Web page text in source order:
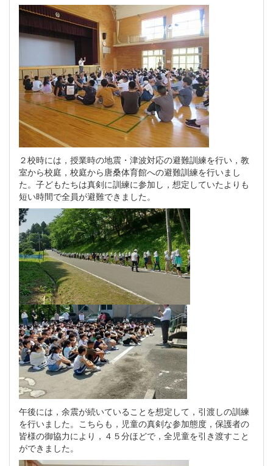
２校時には，授業時の地震・津波対応の避難訓練を行い，教
室から校庭，校庭から唐桑体育館への避難訓練を行いまし
た。子どもたちは真剣に訓練に参加し，想定していたよりも
短い時間で全員が避難できました。
午後には，余震が続いていることを想定して，引渡しの訓練
を行いました。こちらも，児童の真剣な参加態度，保護者の
皆様の御協力により，４５分ほどで，全児童を引き渡すこと
ができました。